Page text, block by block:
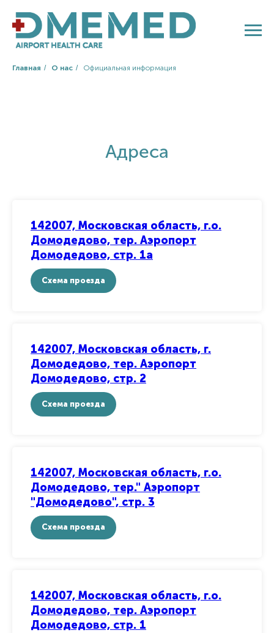
Главная / О нас / Официальная информация
Адреса
142007, Московская область, г.о.
Домодедово, тер. Аэропорт
Домодедово, стр. 1а
Схема проезда
142007, Московская область, г.
Домодедово, тер. Аэропорт
Домодедово, стр. 2
Схема проезда
142007, Московская область, г.о.
Домодедово, тер." Аэропорт
"Домодедово", стр. 3
Схема проезда
142007, Московская область, г.о.
Домодедово, тер. Аэропорт
Домодедово, стр. 1